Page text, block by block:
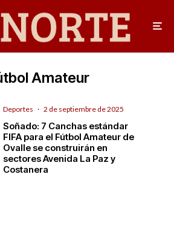
Amateur
Deportes · 2 de septiembre de 2025
Soñado: 7 Canchas estándar
FIFA para el Fútbol Amateur de
Ovalle se construirán en
sectores Avenida La Paz y
Costanera